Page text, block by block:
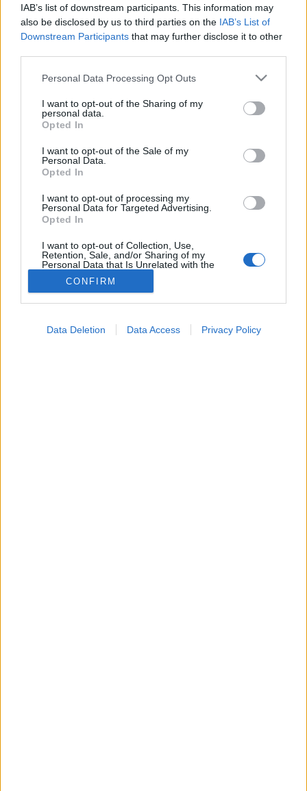
IAB’s list of downstream participants. This information may
also be disclosed by us to third parties on the IAB’s List of
Downstream Participants that may further disclose it to other
Please note that this website/app uses one or more Google
not limited to your visit or usage behaviour. You may click to
grant or deny consent to Google and its third-party tags to
use your data for below specified purposes in below Google
consent section.
Personal Data Processing Opt Outs
I want to opt-out of the Sharing of my
personal data.
Opted In
I want to opt-out of the Sale of my
Personal Data.
Opted In
I want to opt-out of processing my
Personal Data for Targeted Advertising.
Opted In
I want to opt-out of Collection, Use,
Retention, Sale, and/or Sharing of my
Personal Data that Is Unrelated with the
Purposes for which it was collected.
Opted Out
CONFIRM
Data Deletion Data Access Privacy Policy
2023. augusztus 31. 12:04